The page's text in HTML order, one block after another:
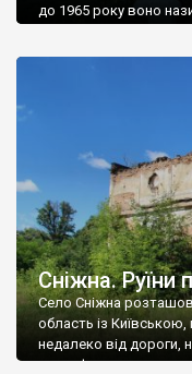
до 1965 року воно
Наддністрянське
сіл. У селі є
Сніжна. Руїни
Село Сніжна
область із
недалеко від дороги,
рельєфне пано, яке